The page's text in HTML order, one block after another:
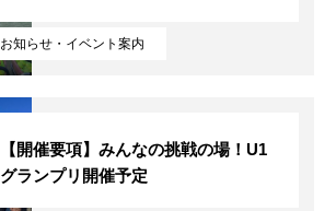
お知らせ・イベント案内
【開催要項】みんなの挑戦の場！U1
グランプリ開催予定